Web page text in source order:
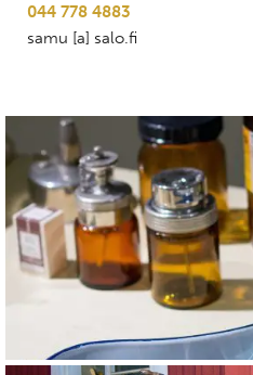
044 778 4883
samu [a] salo.fi